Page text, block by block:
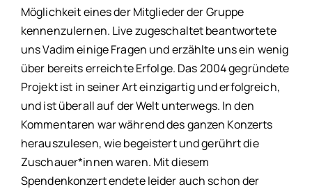
Möglichkeit eines der Mitglieder der Gruppe
kennenzulernen. Live zugeschaltet beantwortete
uns Vadim einige Fragen und erzählte uns ein wenig
über bereits erreichte Erfolge. Das 2004 gegründete
Projekt ist in seiner Art einzigartig und erfolgreich,
und ist überall auf der Welt unterwegs. In den
Kommentaren war während des ganzen Konzerts
herauszulesen, wie begeistert und gerührt die
Zuschauer*innen waren. Mit diesem
Spendenkonzert endete leider auch schon der